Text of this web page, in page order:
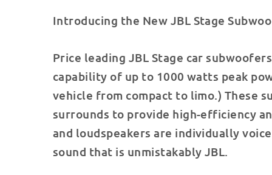
Introducing the New JBL Stage
Price leading JBL Stage car
capability of up to 1000 watts peak
vehicle from compact to limo.)
surrounds to provide high-efficiency
and loudspeakers are individually
sound that is unmistakably JBL.